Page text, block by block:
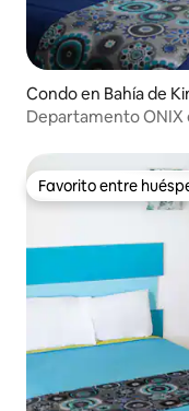
Condo en Bahía de
Departamento ONIX
Favorito entre
Favorito entre